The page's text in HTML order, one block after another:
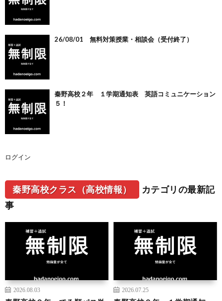
26/08/01 無料対策授業・相談会（受付終了）
秦野高校２年 １学期通知表 英語コミュニケーション
５！
ログイン
秦野高校クラス（高校情報）
カテゴリの最新記
事
2026.08.03 2026.07.25